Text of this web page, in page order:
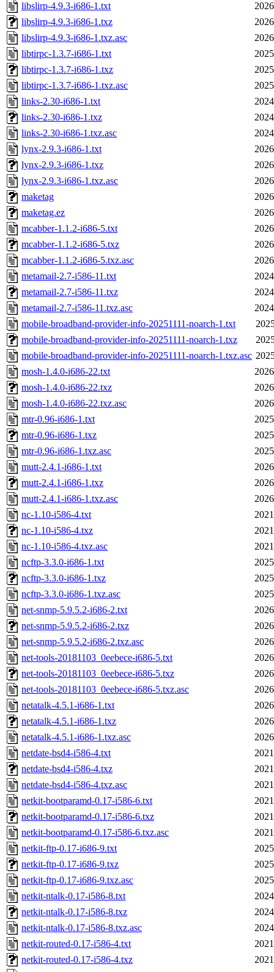
libslirp-4.9.3-i686-1.txt
libslirp-4.9.3-i686-1.txz
libslirp-4.9.3-i686-1.txz.asc
libtirpc-1.3.7-i686-1.txt
libtirpc-1.3.7-i686-1.txz
libtirpc-1.3.7-i686-1.txz.asc
links-2.30-i686-1.txt
links-2.30-i686-1.txz
links-2.30-i686-1.txz.asc
lynx-2.9.3-i686-1.txt
lynx-2.9.3-i686-1.txz
lynx-2.9.3-i686-1.txz.asc
maketag
maketag.ez
mcabber-1.1.2-i686-5.txt
mcabber-1.1.2-i686-5.txz
mcabber-1.1.2-i686-5.txz.asc
metamail-2.7-i586-11.txt
metamail-2.7-i586-11.txz
metamail-2.7-i586-11.txz.asc
mobile-broadband-provider-info-20251111-noarch-1.txt
mobile-broadband-provider-info-20251111-noarch-1.txz
mobile-broadband-provider-info-20251111-noarch-1.txz.asc
mosh-1.4.0-i686-22.txt
mosh-1.4.0-i686-22.txz
mosh-1.4.0-i686-22.txz.asc
mtr-0.96-i686-1.txt
mtr-0.96-i686-1.txz
mtr-0.96-i686-1.txz.asc
mutt-2.4.1-i686-1.txt
mutt-2.4.1-i686-1.txz
mutt-2.4.1-i686-1.txz.asc
nc-1.10-i586-4.txt
nc-1.10-i586-4.txz
nc-1.10-i586-4.txz.asc
ncftp-3.3.0-i686-1.txt
ncftp-3.3.0-i686-1.txz
ncftp-3.3.0-i686-1.txz.asc
net-snmp-5.9.5.2-i686-2.txt
net-snmp-5.9.5.2-i686-2.txz
net-snmp-5.9.5.2-i686-2.txz.asc
net-tools-20181103_0eebece-i686-5.txt
net-tools-20181103_0eebece-i686-5.txz
net-tools-20181103_0eebece-i686-5.txz.asc
netatalk-4.5.1-i686-1.txt
netatalk-4.5.1-i686-1.txz
netatalk-4.5.1-i686-1.txz.asc
netdate-bsd4-i586-4.txt
netdate-bsd4-i586-4.txz
netdate-bsd4-i586-4.txz.asc
netkit-bootparamd-0.17-i586-6.txt
netkit-bootparamd-0.17-i586-6.txz
netkit-bootparamd-0.17-i586-6.txz.asc
netkit-ftp-0.17-i686-9.txt
netkit-ftp-0.17-i686-9.txz
netkit-ftp-0.17-i686-9.txz.asc
netkit-ntalk-0.17-i586-8.txt
netkit-ntalk-0.17-i586-8.txz
netkit-ntalk-0.17-i586-8.txz.asc
netkit-routed-0.17-i586-4.txt
netkit-routed-0.17-i586-4.txz